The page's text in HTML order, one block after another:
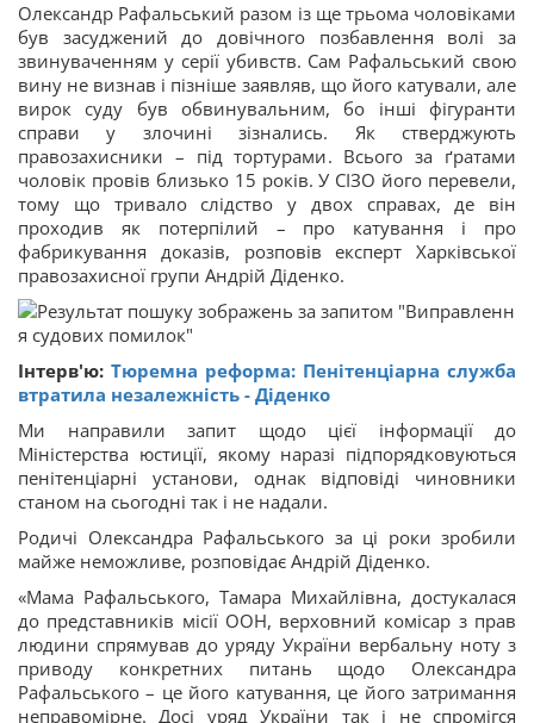
Олександр Рафальський разом із ще трьома чоловіками
був засуджений до довічного позбавлення волі за
звинуваченням у серії убивств. Сам Рафальський свою
вину не визнав і пізніше заявляв, що його катували, але
вирок суду був обвинувальним, бо інші фігуранти
справи у злочині зізнались. Як стверджують
правозахисники – під тортурами. Всього за ґратами
чоловік провів близько 15 років. У СІЗО його перевели,
тому що тривало слідство у двох справах, де він
проходив як потерпілий – про катування і про
фабрикування доказів, розповів експерт Харківської
правозахисної групи Андрій Діденко.
Інтерв'ю: Тюремна реформа: Пенітенціарна служба
втратила незалежність - Діденко
Ми направили запит щодо цієї інформації до
Міністерства юстиції, якому наразі підпорядковуються
пенітенціарні установи, однак відповіді чиновники
станом на сьогодні так і не надали.
Родичі Олександра Рафальського за ці роки зробили
майже неможливе, розповідає Андрій Діденко.
«Мама Рафальського, Тамара Михайлівна, достукалася
до представників місії ООН, верховний комісар з прав
людини спрямував до уряду України вербальну ноту з
приводу конкретних питань щодо Олександра
Рафальського – це його катування, це його затримання
неправомірне. Досі уряд України так і не спромігся